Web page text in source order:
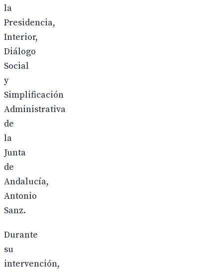
la
Presidencia,
Interior,
Diálogo
Social
y
Simplificación
Administrativa
de
la
Junta
de
Andalucía,
Antonio
Sanz.
Durante
su
intervención,